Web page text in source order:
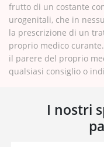
frutto di un costante
urogenitali, che in
la prescrizione di un
proprio medico
il parere del proprio
qualsiasi consiglio o
I nostri